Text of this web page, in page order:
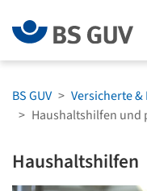
Zum Menü
BS GUV Versicherte
Haushaltshilfen und
Haushaltshilfen